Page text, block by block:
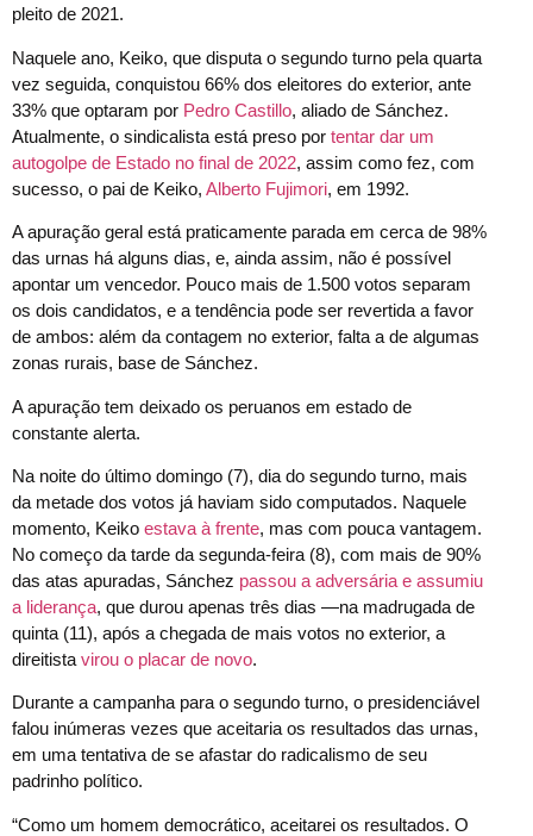
pleito de 2021.
Naquele ano, Keiko, que disputa o segundo turno pela quarta
vez seguida, conquistou 66% dos eleitores do exterior, ante
33% que optaram por Pedro Castillo, aliado de Sánchez.
Atualmente, o sindicalista está preso por tentar dar um
autogolpe de Estado no final de 2022, assim como fez, com
sucesso, o pai de Keiko, Alberto Fujimori, em 1992.
A apuração geral está praticamente parada em cerca de 98%
das urnas há alguns dias, e, ainda assim, não é possível
apontar um vencedor. Pouco mais de 1.500 votos separam
os dois candidatos, e a tendência pode ser revertida a favor
de ambos: além da contagem no exterior, falta a de algumas
zonas rurais, base de Sánchez.
A apuração tem deixado os peruanos em estado de
constante alerta.
Na noite do último domingo (7), dia do segundo turno, mais
da metade dos votos já haviam sido computados. Naquele
momento, Keiko estava à frente, mas com pouca vantagem.
No começo da tarde da segunda-feira (8), com mais de 90%
das atas apuradas, Sánchez passou a adversária e assumiu
a liderança, que durou apenas três dias —na madrugada de
quinta (11), após a chegada de mais votos no exterior, a
direitista virou o placar de novo.
Durante a campanha para o segundo turno, o presidenciável
falou inúmeras vezes que aceitaria os resultados das urnas,
em uma tentativa de se afastar do radicalismo de seu
padrinho político.
“Como um homem democrático, aceitarei os resultados. O